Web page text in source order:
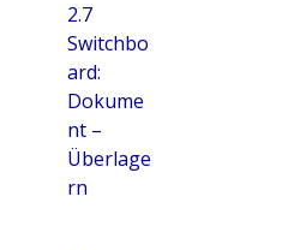
2.7
Switchbo
ard:
Dokume
nt –
Überlage
rn